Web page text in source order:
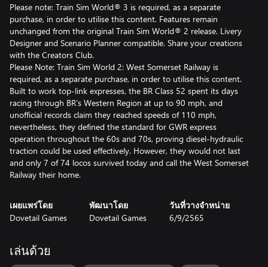
Please note: Train Sim World® 3 is required, as a separate
purchase, in order to utilise this content. Features remain
unchanged from the original Train Sim World® 2 release. Livery
Designer and Scenario Planner compatible. Share your creations
with the Creators Club.
Please Note: Train Sim World 2: West Somerset Railway is
required, as a separate purchase, in order to utilise this content.
Built to work top-link expresses, the BR Class 52 spent its days
racing through BR’s Western Region at up to 90 mph, and
unofficial records claim they reached speeds of 110 mph,
nevertheless, they defined the standard for GWR express
operation throughout the 60s and 70s, proving diesel-hydraulic
traction could be used effectively. However, they would not last
and only 7 of 74 locos survived today and call the West Somerset
เผยแพร่โดย
Dovetail Games
พัฒนาโดย
Dovetail Games
วันที่วางจำหน่าย
6/9/2565
เล่นด้วย